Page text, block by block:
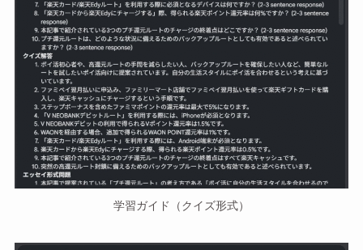
学習ガイド（クイズ形式）